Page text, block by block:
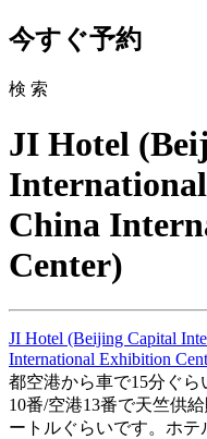
今すぐ予約
検 索
JI Hotel
China
Center)
JI Hotel (Beijing Capital
International Exhibition
都空港から車で15分ぐ
10番/空港13番で天竺供
ートルぐらいです。ホ